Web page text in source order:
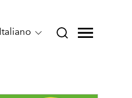
Italiano